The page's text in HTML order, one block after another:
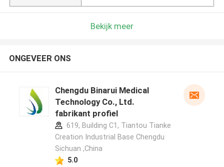
Bekijk meer
ONGEVEER ONS
Chengdu Binarui Medical
Technology Co., Ltd.
fabrikant profiel
619, Building C1, Tiantou Tianke
Creation Industrial Base Chengdu
Sichuan ,China
5.0